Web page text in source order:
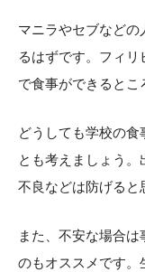
マニラやセブなど
るはずです。フィ
で食事ができるとこ
どうしても学校の食
とも考えましょう
不良などは防げると
また、不安な場合
のもオススメです。